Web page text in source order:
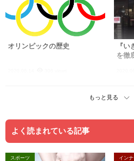
オリンピックの歴史
『
を徹
もっと見る
よく読まれている記事
スポーツ イン